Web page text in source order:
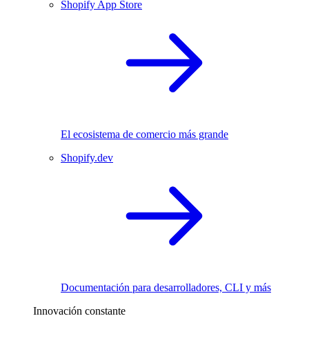
Shopify App Store
El ecosistema de comercio más grande
Shopify.dev
Documentación para desarrolladores, CLI y más
Innovación constante